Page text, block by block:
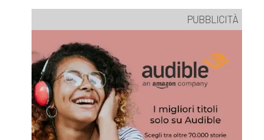
PUBBLICITÀ